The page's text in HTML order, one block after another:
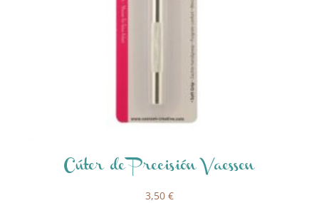
Cúter de Precisión Vaessen
3,50 €